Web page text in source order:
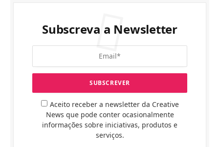
Subscreva a Newsletter
Aceito receber a newsletter da Creative
News que pode conter ocasionalmente
informações sobre iniciativas, produtos e
serviços.